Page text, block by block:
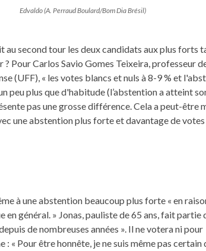
Edvaldo (A. Perraud Boulard/Bom Dia Brésil)
second tour les deux candidats aux plus forts
Pour Carlos Savio Gomes Teixeira, professeur
(UFF), « les votes blancs et nuls à 8-9 % et
peu plus que d'habitude (l’abstention a atteint
pas une grosse différence. Cela a peut-être
une abstention plus forte et davantage de
à une abstention beaucoup plus forte « en
général. » Jonas, pauliste de 65 ans, fait partie
de nombreuses années ». Il ne votera ni pour
« Pour être honnête, je ne suis même pas certain